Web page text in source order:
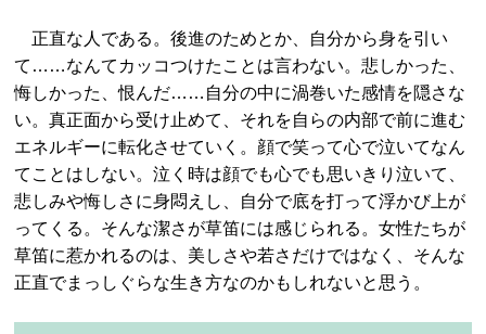
正直な人である。後進のためとか、自分から身を引い
て……なんてカッコつけたことは言わない。悲しかった、
悔しかった、恨んだ……自分の中に渦巻いた感情を隠さな
い。真正面から受け止めて、それを自らの内部で前に進む
エネルギーに転化させていく。顔で笑って心で泣いてなん
てことはしない。泣く時は顔でも心でも思いきり泣いて、
悲しみや悔しさに身悶えし、自分で底を打って浮かび上が
ってくる。そんな潔さが草笛には感じられる。女性たちが
草笛に惹かれるのは、美しさや若さだけではなく、そんな
正直でまっしぐらな生き方なのかもしれないと思う。